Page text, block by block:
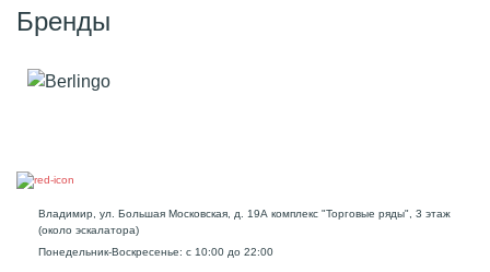
Бренды
Владимир, ул. Большая Московская, д. 19А комплекс "Торговые ряды", 3 этаж
(около эскалатора)
Понедельник-Воскресенье: с 10:00 до 22:00